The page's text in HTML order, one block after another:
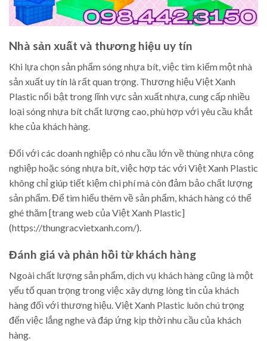
Nhà sản xuất và thương hiệu uy tín
Khi lựa chọn sản phẩm sóng nhựa bít, việc tìm kiếm một nhà
sản xuất uy tín là rất quan trọng. Thương hiệu Việt Xanh
Plastic nổi bật trong lĩnh vực sản xuất nhựa, cung cấp nhiều
loại sóng nhựa bít chất lượng cao, phù hợp với yêu cầu khắt
khe của khách hàng.
Đối với các doanh nghiệp có nhu cầu lớn về thùng nhựa công
nghiệp hoặc sóng nhựa bít, việc hợp tác với Việt Xanh Plastic
không chỉ giúp tiết kiệm chi phí mà còn đảm bảo chất lượng
sản phẩm. Để tìm hiểu thêm về sản phẩm, khách hàng có thể
ghé thăm [trang web của Việt Xanh Plastic]
(https://thungracvietxanh.com/).
Đánh giá và phản hồi từ khách hàng
Ngoài chất lượng sản phẩm, dịch vụ khách hàng cũng là một
yếu tố quan trọng trong việc xây dựng lòng tin của khách
hàng đối với thương hiệu. Việt Xanh Plastic luôn chú trọng
đến việc lắng nghe và đáp ứng kịp thời nhu cầu của khách
hàng.